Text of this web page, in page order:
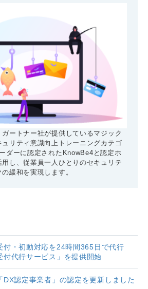
ガートナー社が提供しているマジック
リティ意識向上トレーニングカテゴ
ダーに認定されたKnowBe4と認定ホ
し、従業員一人ひとりのセキュリテ
緩和を実現します。
付・初動対応を24時間365日で代行
付代行サービス」を提供開始
DX認定事業者」の認定を更新しました